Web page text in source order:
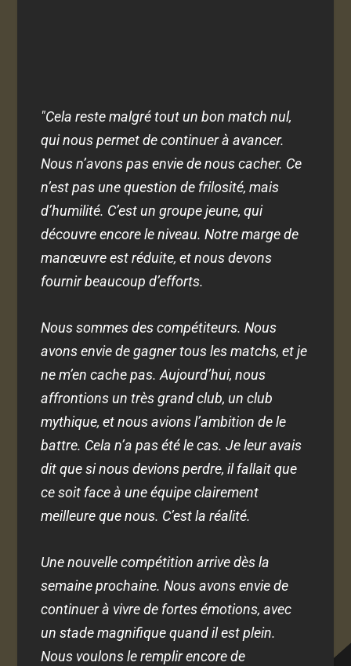
"Cela reste malgré tout un bon match nul,
qui nous permet de continuer à avancer.
Nous n’avons pas envie de nous cacher. Ce
n’est pas une question de frilosité, mais
d’humilité. C’est un groupe jeune, qui
découvre encore le niveau. Notre marge de
manœuvre est réduite, et nous devons
fournir beaucoup d’efforts.
Nous sommes des compétiteurs. Nous
avons envie de gagner tous les matchs, et je
ne m’en cache pas. Aujourd’hui, nous
affrontions un très grand club, un club
mythique, et nous avions l’ambition de le
battre. Cela n’a pas été le cas. Je leur avais
dit que si nous devions perdre, il fallait que
ce soit face à une équipe clairement
meilleure que nous. C’est la réalité.
Une nouvelle compétition arrive dès la
semaine prochaine. Nous avons envie de
continuer à vivre de fortes émotions, avec
un stade magnifique quand il est plein.
Nous voulons le remplir encore de